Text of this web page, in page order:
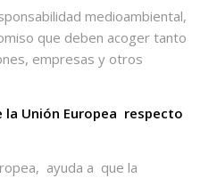
medioambiental,
que deben acoger tanto
empresas y otros
Unión Europea respecto
ayuda a que la